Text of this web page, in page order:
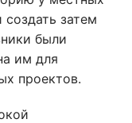
затем
были
им для
проектов.